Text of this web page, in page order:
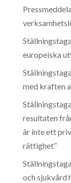
europeiska
med kraften
resultaten
är inte ett
rättighet”
och sjukvård